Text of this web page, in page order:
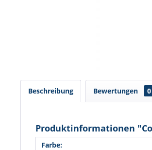
Beschreibung Bewertungen 0
Produktinformationen
Farbe: